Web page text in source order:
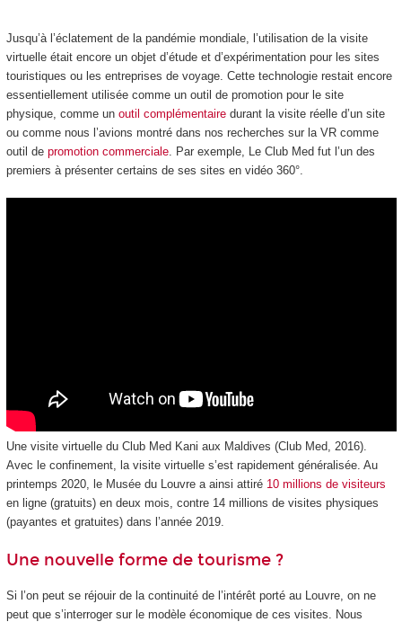
Jusqu’à l’éclatement de la pandémie mondiale, l’utilisation de la visite
virtuelle était encore un objet d’étude et d’expérimentation pour les sites
touristiques ou les entreprises de voyage. Cette technologie restait encore
essentiellement utilisée comme un outil de promotion pour le site
physique, comme un outil complémentairedurant la visite réelle d’un site
ou comme nous l’avions montré dans nos recherches sur la VR comme
outil de promotion commerciale. Par exemple, Le Club Med fut l’un des
premiers à présenter certains de ses sites en vidéo 360°.
Une visite virtuelle du Club Med Kani aux Maldives (Club Med, 2016).
Avec le confinement, la visite virtuelle s’est rapidement généralisée. Au
printemps 2020, le Musée du Louvre a ainsi attiré 10 millions de visiteurs
en ligne (gratuits) en deux mois, contre 14 millions de visites physiques
(payantes et gratuites) dans l’année 2019.
Une nouvelle forme de tourisme ?
Si l’on peut se réjouir de la continuité de l’intérêt porté au Louvre, on ne
peut que s’interroger sur le modèle économique de ces visites. Nous